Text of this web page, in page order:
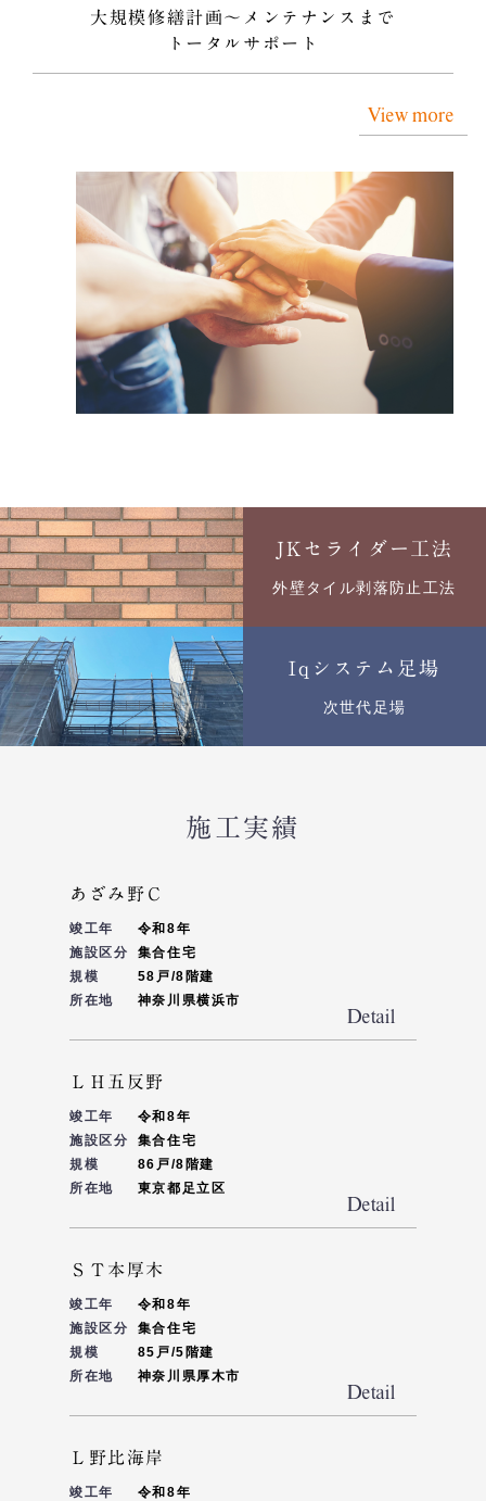
大規模修繕計画〜メンテナンスまで
トータルサポート
View more
JKセライダー工法
外壁タイル剥落防止工法
Iqシステム足場
次世代足場
施工実績
あざみ野Ｃ
竣工年
令和8年
施設区分
集合住宅
規模
58戸/8階建
所在地
神奈川県横浜市
ＬＨ五反野
竣工年
令和8年
施設区分
集合住宅
規模
86戸/8階建
所在地
東京都足立区
ＳＴ本厚木
竣工年
令和8年
施設区分
集合住宅
規模
85戸/5階建
所在地
神奈川県厚木市
Ｌ野比海岸
竣工年
令和8年